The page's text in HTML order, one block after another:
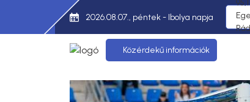
2026.08.07., péntek - Ibolya napja
Közérdekű információk